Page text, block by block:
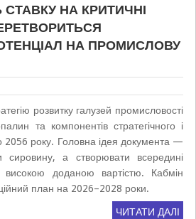
СТАВКУ НА КРИТИЧНІ
НА ПРОМИСЛОВУ
розвитку галузей промисловості
та компонентів стратегічного і
2056 року. Головна ідея документа —
сировину, а створювати всередині
високою доданою вартістю. Кабмін
план на 2026–2028 роки.
ЧИТАТИ ДАЛІ